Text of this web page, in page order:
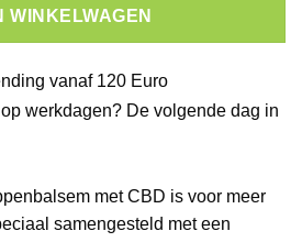
WINKELWAGEN
vanaf 120 Euro
werkdagen? De volgende dag in
met CBD is voor meer
samengesteld met een